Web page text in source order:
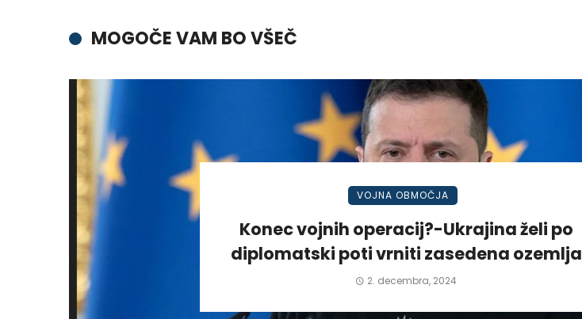
MOGOČE VAM BO VŠEČ
VOJNA OBMOČJA
Konec vojnih operacij?-Ukrajina želi po
diplomatski poti vrniti zasedena ozemlja
2. decembra, 2024